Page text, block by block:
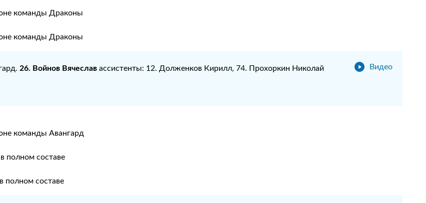
команды Драконы
команды Драконы
Видео
26. Войнов Вячеславассистенты: 12. Долженков Кирилл, 74. Прохоркин Николай
команды Авангард
полном составе
полном составе